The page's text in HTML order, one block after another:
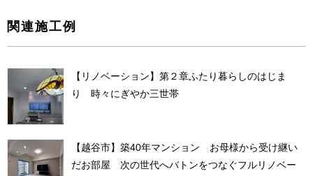
関連施工例
【リノベーション】第２章ふたり暮らしのはじま
り 時々にぎやか三世帯
【越谷市】築40年マンション お母様から受け継い
だお部屋 次の世代へバトンをつなぐフルリノベー